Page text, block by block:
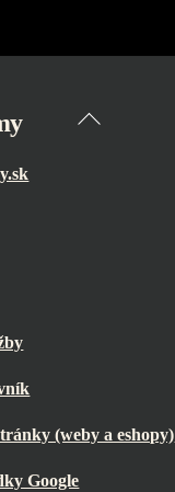
Back
(weby a eshopy)
Google